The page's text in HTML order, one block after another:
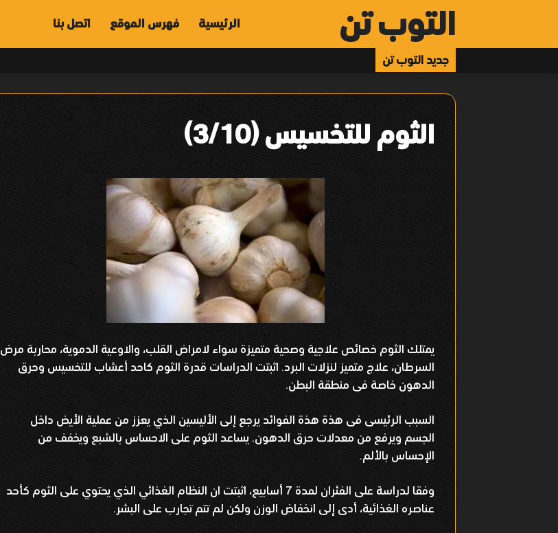
التوب تن الرئيسية فهرس الموقع اتصل بنا
جديد التوب تن
الثوم للتخسيس (3/10)
يمتلك الثوم خصائص علاجية وصحية متميزة سواء لامراض القلب، والاوعية الدموية، محاربة مرض
السرطان، علاج متميز لنزلات البرد. اثبتت الدراسات قدرة الثوم كاحد أعشاب للتخسيس وحرق
الدهون خاصة فى منطقة البطن.
السبب الرئيسى فى هذة هذة الفوائد يرجع إلى الأليسين الذي يعزز من عملية الأيض داخل
الجسم ويرفع من معدلات حرق الدهون. يساعد الثوم على الاحساس بالشبع ويخفف من
الإحساس بالألم.
وفقا لدراسة على الفئران لمدة 7 أسابيع، اثبتت ان النظام الغذائي الذي يحتوي على الثوم كأحد
عناصره الغذائية، أدى إلى انخفاض الوزن ولكن لم تتم تجارب على البشر.